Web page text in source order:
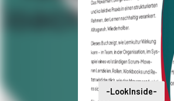
-LookInside-